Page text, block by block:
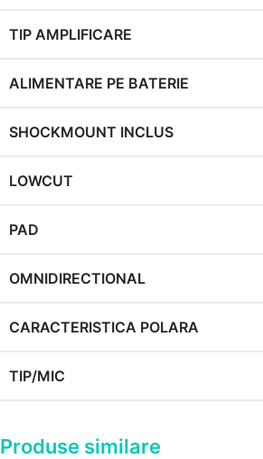
TIP AMPLIFICARE
ALIMENTARE PE BATERIE
SHOCKMOUNT INCLUS
LOWCUT
PAD
OMNIDIRECTIONAL
CARACTERISTICA POLARA
TIP/MIC
Produse similare